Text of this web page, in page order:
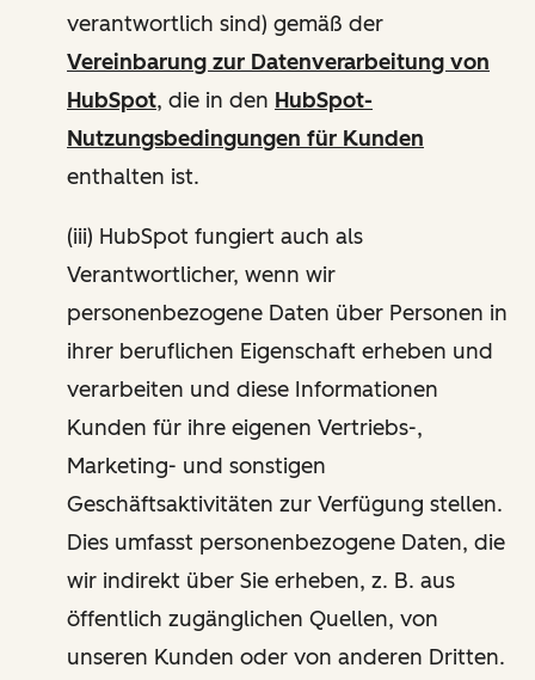
verantwortlich sind) gemäß der
Vereinbarung zur Datenverarbeitung von
HubSpot, die in den HubSpot-
Nutzungsbedingungen für Kunden
enthalten ist.
(iii) HubSpot fungiert auch als
Verantwortlicher, wenn wir
personenbezogene Daten über Personen in
ihrer beruflichen Eigenschaft erheben und
verarbeiten und diese Informationen
Kunden für ihre eigenen Vertriebs-,
Marketing- und sonstigen
Geschäftsaktivitäten zur Verfügung stellen.
Dies umfasst personenbezogene Daten, die
wir indirekt über Sie erheben, z. B. aus
öffentlich zugänglichen Quellen, von
unseren Kunden oder von anderen Dritten.